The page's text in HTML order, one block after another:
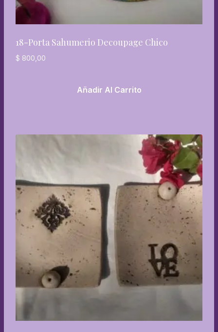
18-Porta Sahumerio Decoupage Chico
$ 800,00
Añadir Al Carrito